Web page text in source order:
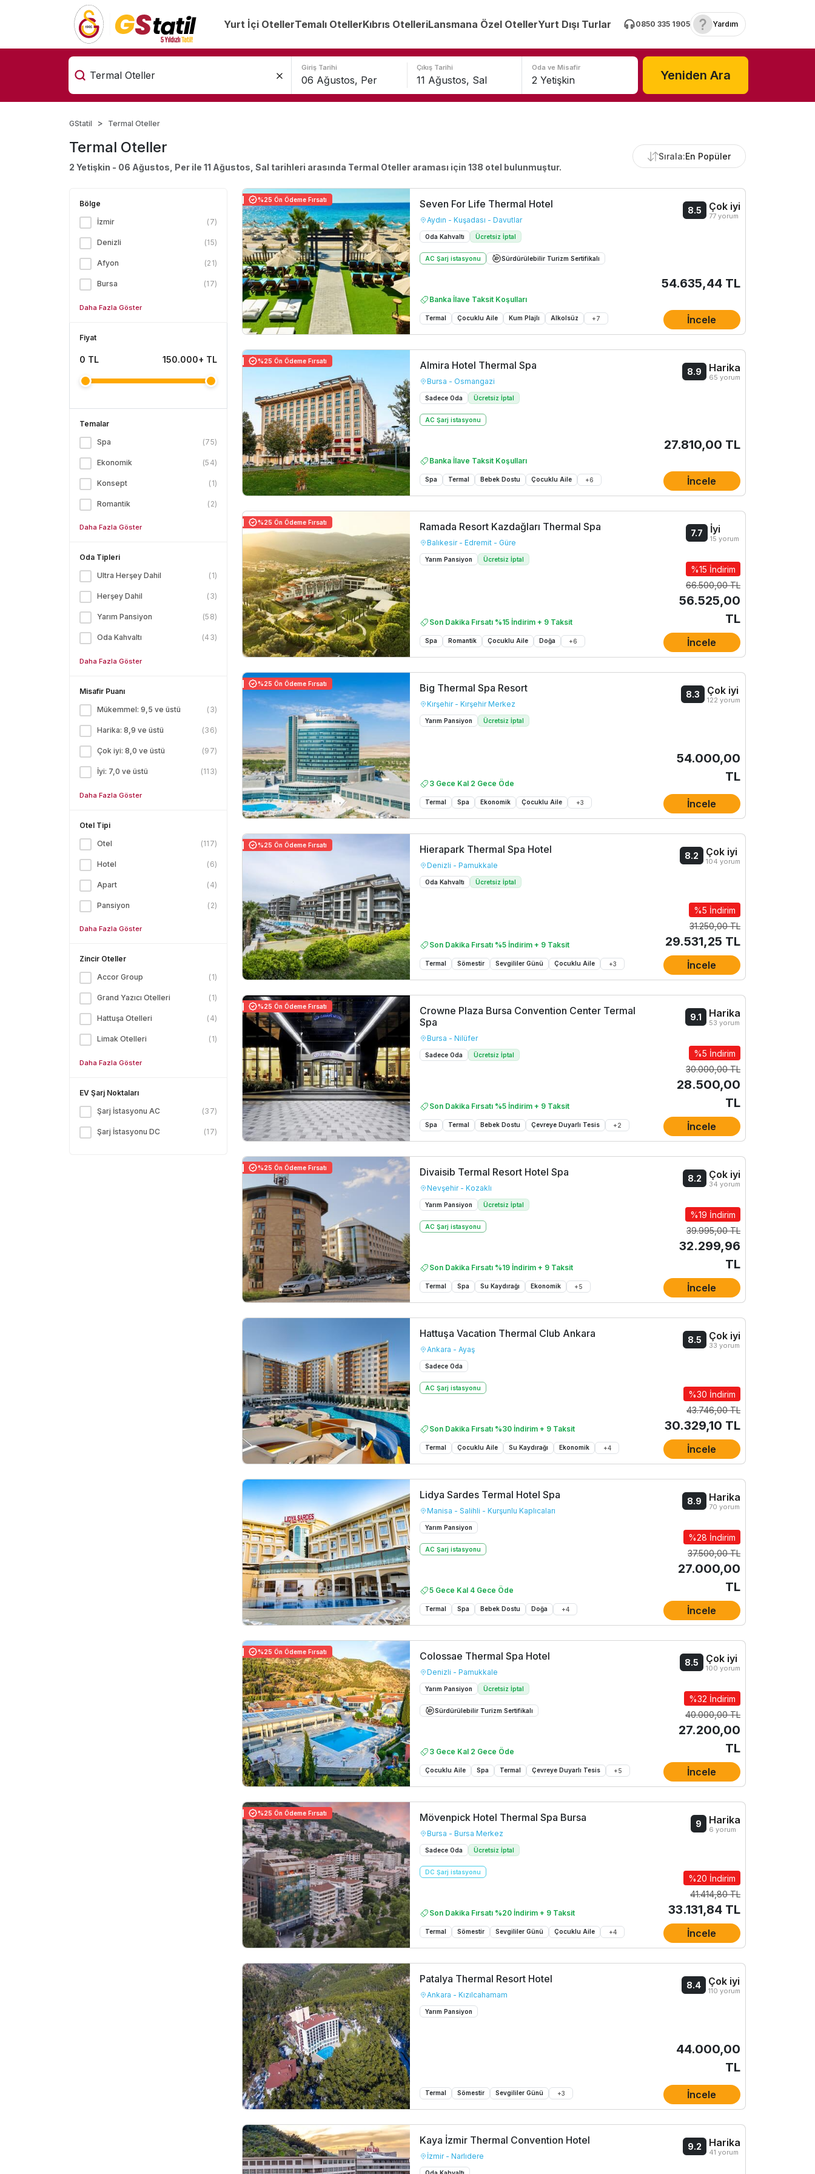
Yurt İçi OtellerTemalı OtellerKıbrıs OtelleriLansmana Özel OtellerYurt Dışı Turlar 0850 335 1905 Yardım
Giriş Tarihi Çıkış Tarihi Oda ve Misafir
Yeniden Ara
GStatil Termal Oteller
Termal Oteller
2 Yetişkin - 06 Ağustos, Per ile 11 Ağustos, Sal tarihleri arasında Termal Oteller araması için 138 otel bulunmuştur.
Sırala:En Popüler
Bölge
İzmir
( 7)
Denizli (15)
Afyon (21)
Bursa (17)
Daha Fazla Göster
Fiyat
0 TL 150.000+ TL
Temalar
Spa
(75)
Ekonomik (54)
Konsept ( 1)
Romantik ( 2)
Daha Fazla Göster
Oda Tipleri
Ultra Herşey Dahil
( 1)
Herşey Dahil ( 3)
Yarım Pansiyon (58)
Oda Kahvaltı (43)
Daha Fazla Göster
Misafir Puanı
Mükemmel: 9,5 ve üstü
( 3)
Harika: 8,9 ve üstü (36)
Çok iyi: 8,0 ve üstü (97)
İyi: 7,0 ve üstü (113)
Daha Fazla Göster
Otel Tipi
Otel
(117)
Hotel ( 6)
Apart ( 4)
Pansiyon ( 2)
Daha Fazla Göster
Zincir Oteller
Accor Group
( 1)
Grand Yazıcı Otelleri ( 1)
Hattuşa Otelleri ( 4)
Limak Otelleri ( 1)
Daha Fazla Göster
EV Şarj Noktaları
Şarj İstasyonu AC
(37)
Şarj İstasyonu DC (17)
%25 Ön Ödeme Fırsatı Seven For Life Thermal Hotel
Aydın - Kuşadası - Davutlar
Oda Kahvaltı Ücretsiz İptal
AC Şarj istasyonu Sürdürülebilir Turizm Sertifikalı
Banka İlave Taksit Koşulları
Termal Çocuklu Aile Kum Plajlı Alkolsüz +7
8.5 Çok iyi
77 yorum
54.635,44 TL
İncele
%25 Ön Ödeme Fırsatı Almira Hotel Thermal Spa
Bursa - Osmangazi
Sadece Oda Ücretsiz İptal
AC Şarj istasyonu
Banka İlave Taksit Koşulları
Spa Termal Bebek Dostu Çocuklu Aile +6
8.9 Harika
65 yorum
27.810,00 TL
İncele
%25 Ön Ödeme Fırsatı Ramada Resort Kazdağları Thermal Spa
Balıkesir - Edremit - Güre
Yarım Pansiyon Ücretsiz İptal
Son Dakika Fırsatı %15 İndirim + 9 Taksit
Spa Romantik Çocuklu Aile Doğa +6
7.7 İyi
15 yorum
%15 İndirim
66.500,00 TL
56.525,00
TL
İncele
%25 Ön Ödeme Fırsatı Big Thermal Spa Resort
Kırşehir - Kırşehir Merkez
Yarım Pansiyon Ücretsiz İptal
3 Gece Kal 2 Gece Öde
Termal Spa Ekonomik Çocuklu Aile +3
8.3 Çok iyi
122 yorum
54.000,00
TL
İncele
%25 Ön Ödeme Fırsatı Hierapark Thermal Spa Hotel
Denizli - Pamukkale
Oda Kahvaltı Ücretsiz İptal
Son Dakika Fırsatı %5 İndirim + 9 Taksit
Termal Sömestir Sevgililer Günü Çocuklu Aile +3
8.2 Çok iyi
104 yorum
%5 İndirim
31.250,00 TL
29.531,25 TL
İncele
%25 Ön Ödeme Fırsatı
Crowne Plaza Bursa Convention Center Termal
Spa
Bursa - Nilüfer
Sadece Oda Ücretsiz İptal
Son Dakika Fırsatı %5 İndirim + 9 Taksit
Spa Termal Bebek Dostu Çevreye Duyarlı Tesis +2
9.1 Harika
53 yorum
%5 İndirim
30.000,00 TL
28.500,00
TL
İncele
%25 Ön Ödeme Fırsatı Divaisib Termal Resort Hotel Spa
Nevşehir - Kozaklı
Yarım Pansiyon Ücretsiz İptal
AC Şarj istasyonu
Son Dakika Fırsatı %19 İndirim + 9 Taksit
Termal Spa Su Kaydırağı Ekonomik +5
8.2 Çok iyi
34 yorum
%19 İndirim
39.995,00 TL
32.299,96
TL
İncele
Hattuşa Vacation Thermal Club Ankara
Ankara - Ayaş
Sadece Oda
AC Şarj istasyonu
Son Dakika Fırsatı %30 İndirim + 9 Taksit
Termal Çocuklu Aile Su Kaydırağı Ekonomik +4
8.5 Çok iyi
33 yorum
%30 İndirim
43.746,00 TL
30.329,10 TL
İncele
Lidya Sardes Termal Hotel Spa
Manisa - Salihli - Kurşunlu Kaplıcaları
Yarım Pansiyon
AC Şarj istasyonu
5 Gece Kal 4 Gece Öde
Termal Spa Bebek Dostu Doğa +4
8.9 Harika
70 yorum
%28 İndirim
37.500,00 TL
27.000,00
TL
İncele
%25 Ön Ödeme Fırsatı Colossae Thermal Spa Hotel
Denizli - Pamukkale
Yarım Pansiyon Ücretsiz İptal
Sürdürülebilir Turizm Sertifikalı
3 Gece Kal 2 Gece Öde
Çocuklu Aile Spa Termal Çevreye Duyarlı Tesis +5
8.5 Çok iyi
100 yorum
%32 İndirim
40.000,00 TL
27.200,00
TL
İncele
%25 Ön Ödeme Fırsatı Mövenpick Hotel Thermal Spa Bursa
Bursa - Bursa Merkez
Sadece Oda Ücretsiz İptal
DC Şarj istasyonu
Son Dakika Fırsatı %20 İndirim + 9 Taksit
Termal Sömestir Sevgililer Günü Çocuklu Aile +4
9 Harika
6 yorum
%20 İndirim
41.414,80 TL
33.131,84 TL
İncele
Patalya Thermal Resort Hotel
Ankara - Kızılcahamam
Yarım Pansiyon
Termal Sömestir Sevgililer Günü +3
8.4 Çok iyi
110 yorum
44.000,00
TL
İncele
Kaya İzmir Thermal Convention Hotel
İzmir - Narlıdere
Oda Kahvaltı
9.2 Harika
41 yorum